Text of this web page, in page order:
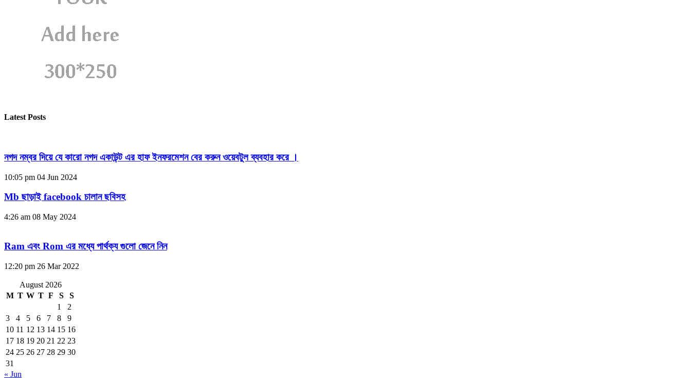
Latest Posts
নগদ নম্বর দিয়ে যে কারো নগদ একাউন্ট এর হাফ ইনফরমেশন বের করুন ওয়েবটুল ব্যবহার করে ।
10:05 pm 04 Jun 2024
Mb ছাড়াই facebook চালান ছবিসহ
4:26 am 08 May 2024
Ram এবং Rom এর মধ্যে পার্থক্য গুলো জেনে নিন
12:20 pm 26 Mar 2022
August 2026
M T W T F S
S
1
2
3
4 5 6 7 8
9
10 11 12 13 14 15 16
17 18 19 20 21 22 23
24 25 26 27 28 29 30
31
« Jun